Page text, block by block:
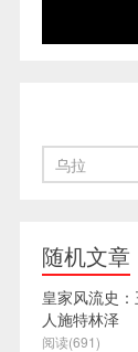
随机文章
皇家风流史
人施特林泽
阅读(691)